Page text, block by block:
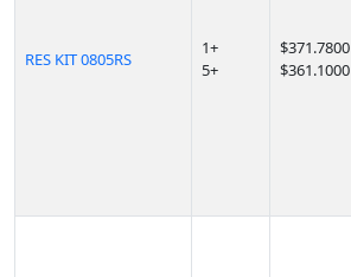
RES KIT 0805RS
1+
5+
$371.7800
$361.1000